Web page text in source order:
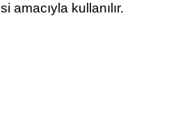
amacıyla kullanılır.